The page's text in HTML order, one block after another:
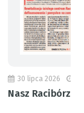
30 lipca 2026
Nasz Racibórz